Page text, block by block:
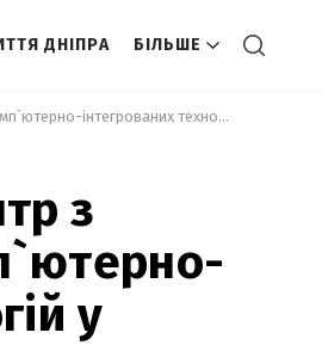
ДНІПРА БІЛЬШЕ
Siemens відкрила Центр з автоматизації та комп`ютерно-інтегрованих технологій у Кривому Розі
з
у